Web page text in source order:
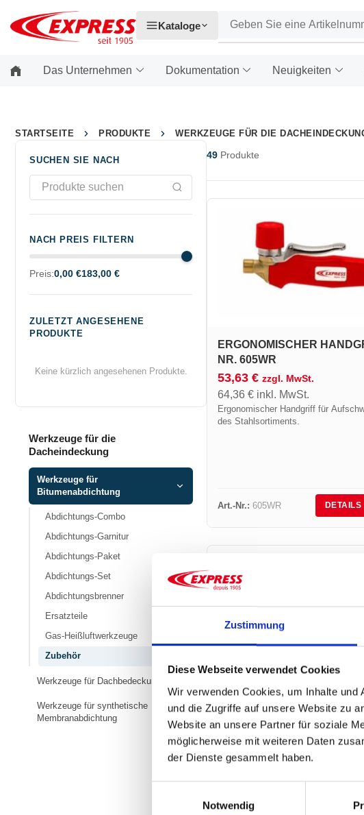
Zustimmung
Diese Webseite verwendet Cookies
Wir verwenden Cookies, um Inhalte
und die Zugriffe auf unsere Website zu
Website an unsere Partner für soziale
möglicherweise mit weiteren Daten
der Dienste gesammelt haben.
Notwendig
Kataloge
Das Unternehmen Dokumentation Neuigkeiten
STARTSEITE PRODUKTE WERKZEUGE FÜR DIE
SUCHEN SIE NACH
NACH PREIS FILTERN
Preis:0,00 €183,00 €
ZULETZT ANGESEHENE
PRODUKTE
Keine kürzlich angesehenen Produkte.
Werkzeuge für die
Dacheindeckung
Werkzeuge für
Bitumenabdichtung
Abdichtungs-Combo
Abdichtungs-Garnitur
Abdichtungs-Paket
Abdichtungs-Set
Abdichtungsbrenner
Ersatzteile
Gas-Heißluftwerkzeuge
Zubehör
Werkzeuge für Dachbedeckung
Werkzeuge für synthetische
Membranabdichtung
49 Produkte
ERGONOMISCHER
NR. 605WR
53,63 € zzgl. MwSt.
64,36 € inkl. MwSt.
Ergonomischer Handgriff für
des Stahlsortiments.
Art.-Nr.: 605WR
NR. 660